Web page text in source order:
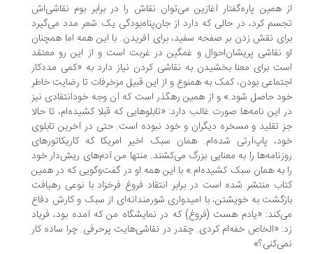
از همین پاره‌گفتار آغازین می‌توان نقاش را در برابر بوم نقاشی‌اش
تجسم کرد، در حالی که دارد از جان‌پناه‌بودگی یک شعر مدد می‌گیرد
برای نقش زدن بر صفحه سفید، برای آفریدن. با این همه اما همچنان
او نقاشی پریشان‌احوال و غمگین در غربت است و از این رو معتقد
است برای معنا بخشیدن به نقاشی کردن نیاز دارد به «کمی مددکار
اجتماعی بودن، کمک به همنوع و از این قبیل مزخرفات تا رضایت خاطر
خود حاصل شود.» و از همین رهگذر است که آن وجه خودانتقادی نیز
در این نامه‌ها صورت غالب دارد: «تابلوهایی که قبلا کشیده‌ام، تا حالا
جز تقلید و مسخره دیگران و خود نبوده است. حتی در آخرین تابلوی
خود، پاپ‌آرتی شده‌ام. همان سبک اخیر امریکا که کاریکاتورهای
روزنامه‌ها را به معنایی بزرگ می‌کشند. منتها من آدم‌های ریش‌دار خود
را به همان سبک کشیده‌ام.» با این همه او در گفت‌وگویی که در همین
کتاب منتشر شده است در برابر انتقاد فروغ فرخزاد با نوعی رهیافت
بازگشت به خویشتن، با امیدواری شورمندانه‌ای از سبک و کارش دفاع
می‌کند: «یادم هست (فروغ) که در نمایشگاه من که آمده بود، فریاد
زد: «الخاص خفه‌ام کردی. چقدر در نقاشی‌هایت پرحرفی. چرا ساده کار
نمی‌کنی؟»